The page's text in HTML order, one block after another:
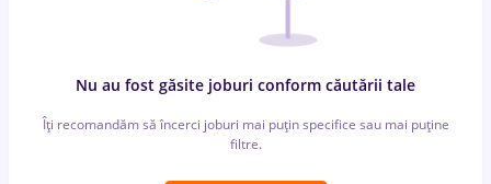
Nu au fost găsite joburi conform căutării tale
Îți recomandăm să încerci joburi mai puțin specifice sau mai puține
filtre.